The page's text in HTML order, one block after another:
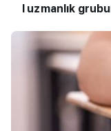
I uzmanlık